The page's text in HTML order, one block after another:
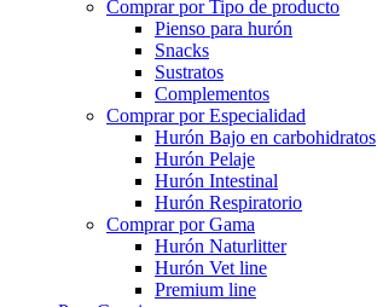
Comprar por Tipo de producto
Pienso para hurón
Snacks
Sustratos
Complementos
Comprar por Especialidad
Hurón Bajo en carbohidratos
Hurón Pelaje
Hurón Intestinal
Hurón Respiratorio
Comprar por Gama
Hurón Naturlitter
Hurón Vet line
Premium line